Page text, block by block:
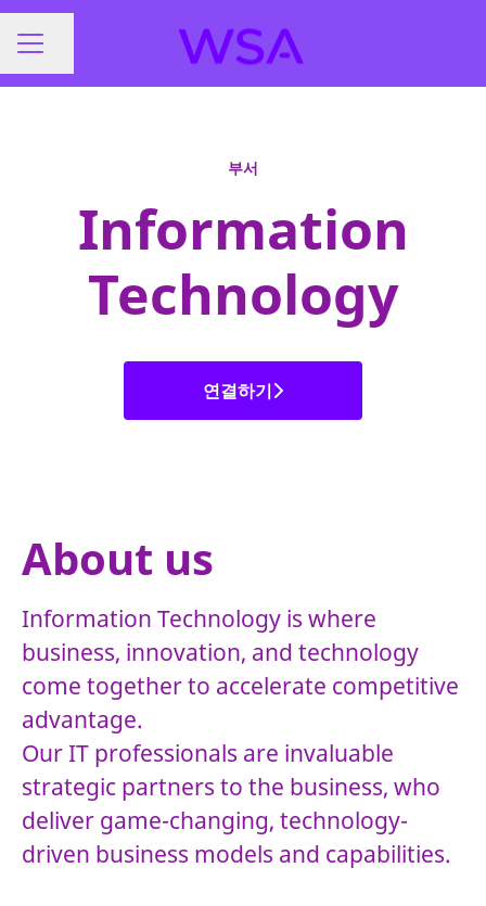
채용 메뉴
페이지 공유
부서
Information
Technology
연결하기
About us
Information Technology is where
business, innovation, and technology
come together to accelerate competitive
advantage.
Our IT professionals are invaluable
strategic partners to the business, who
deliver game-changing, technology-
driven business models and capabilities.